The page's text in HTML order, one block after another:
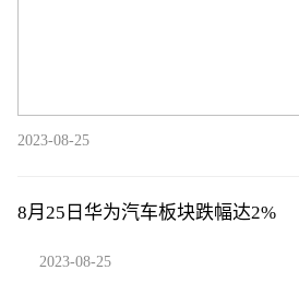
2023-08-25
8月25日华为汽车板块跌幅达2%
2023-08-25